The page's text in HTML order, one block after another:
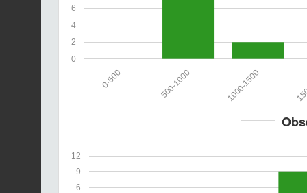
0
2
4
6
1000-1500
500-1000
0-500
6
9
12